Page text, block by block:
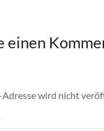
einen
wird nicht